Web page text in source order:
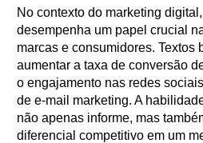
No contexto do marketing
desempenha um papel crucial
marcas e consumidores. Textos
aumentar a taxa de conversão
o engajamento nas redes
de e-mail marketing. A
não apenas informe, mas
diferencial competitivo em um